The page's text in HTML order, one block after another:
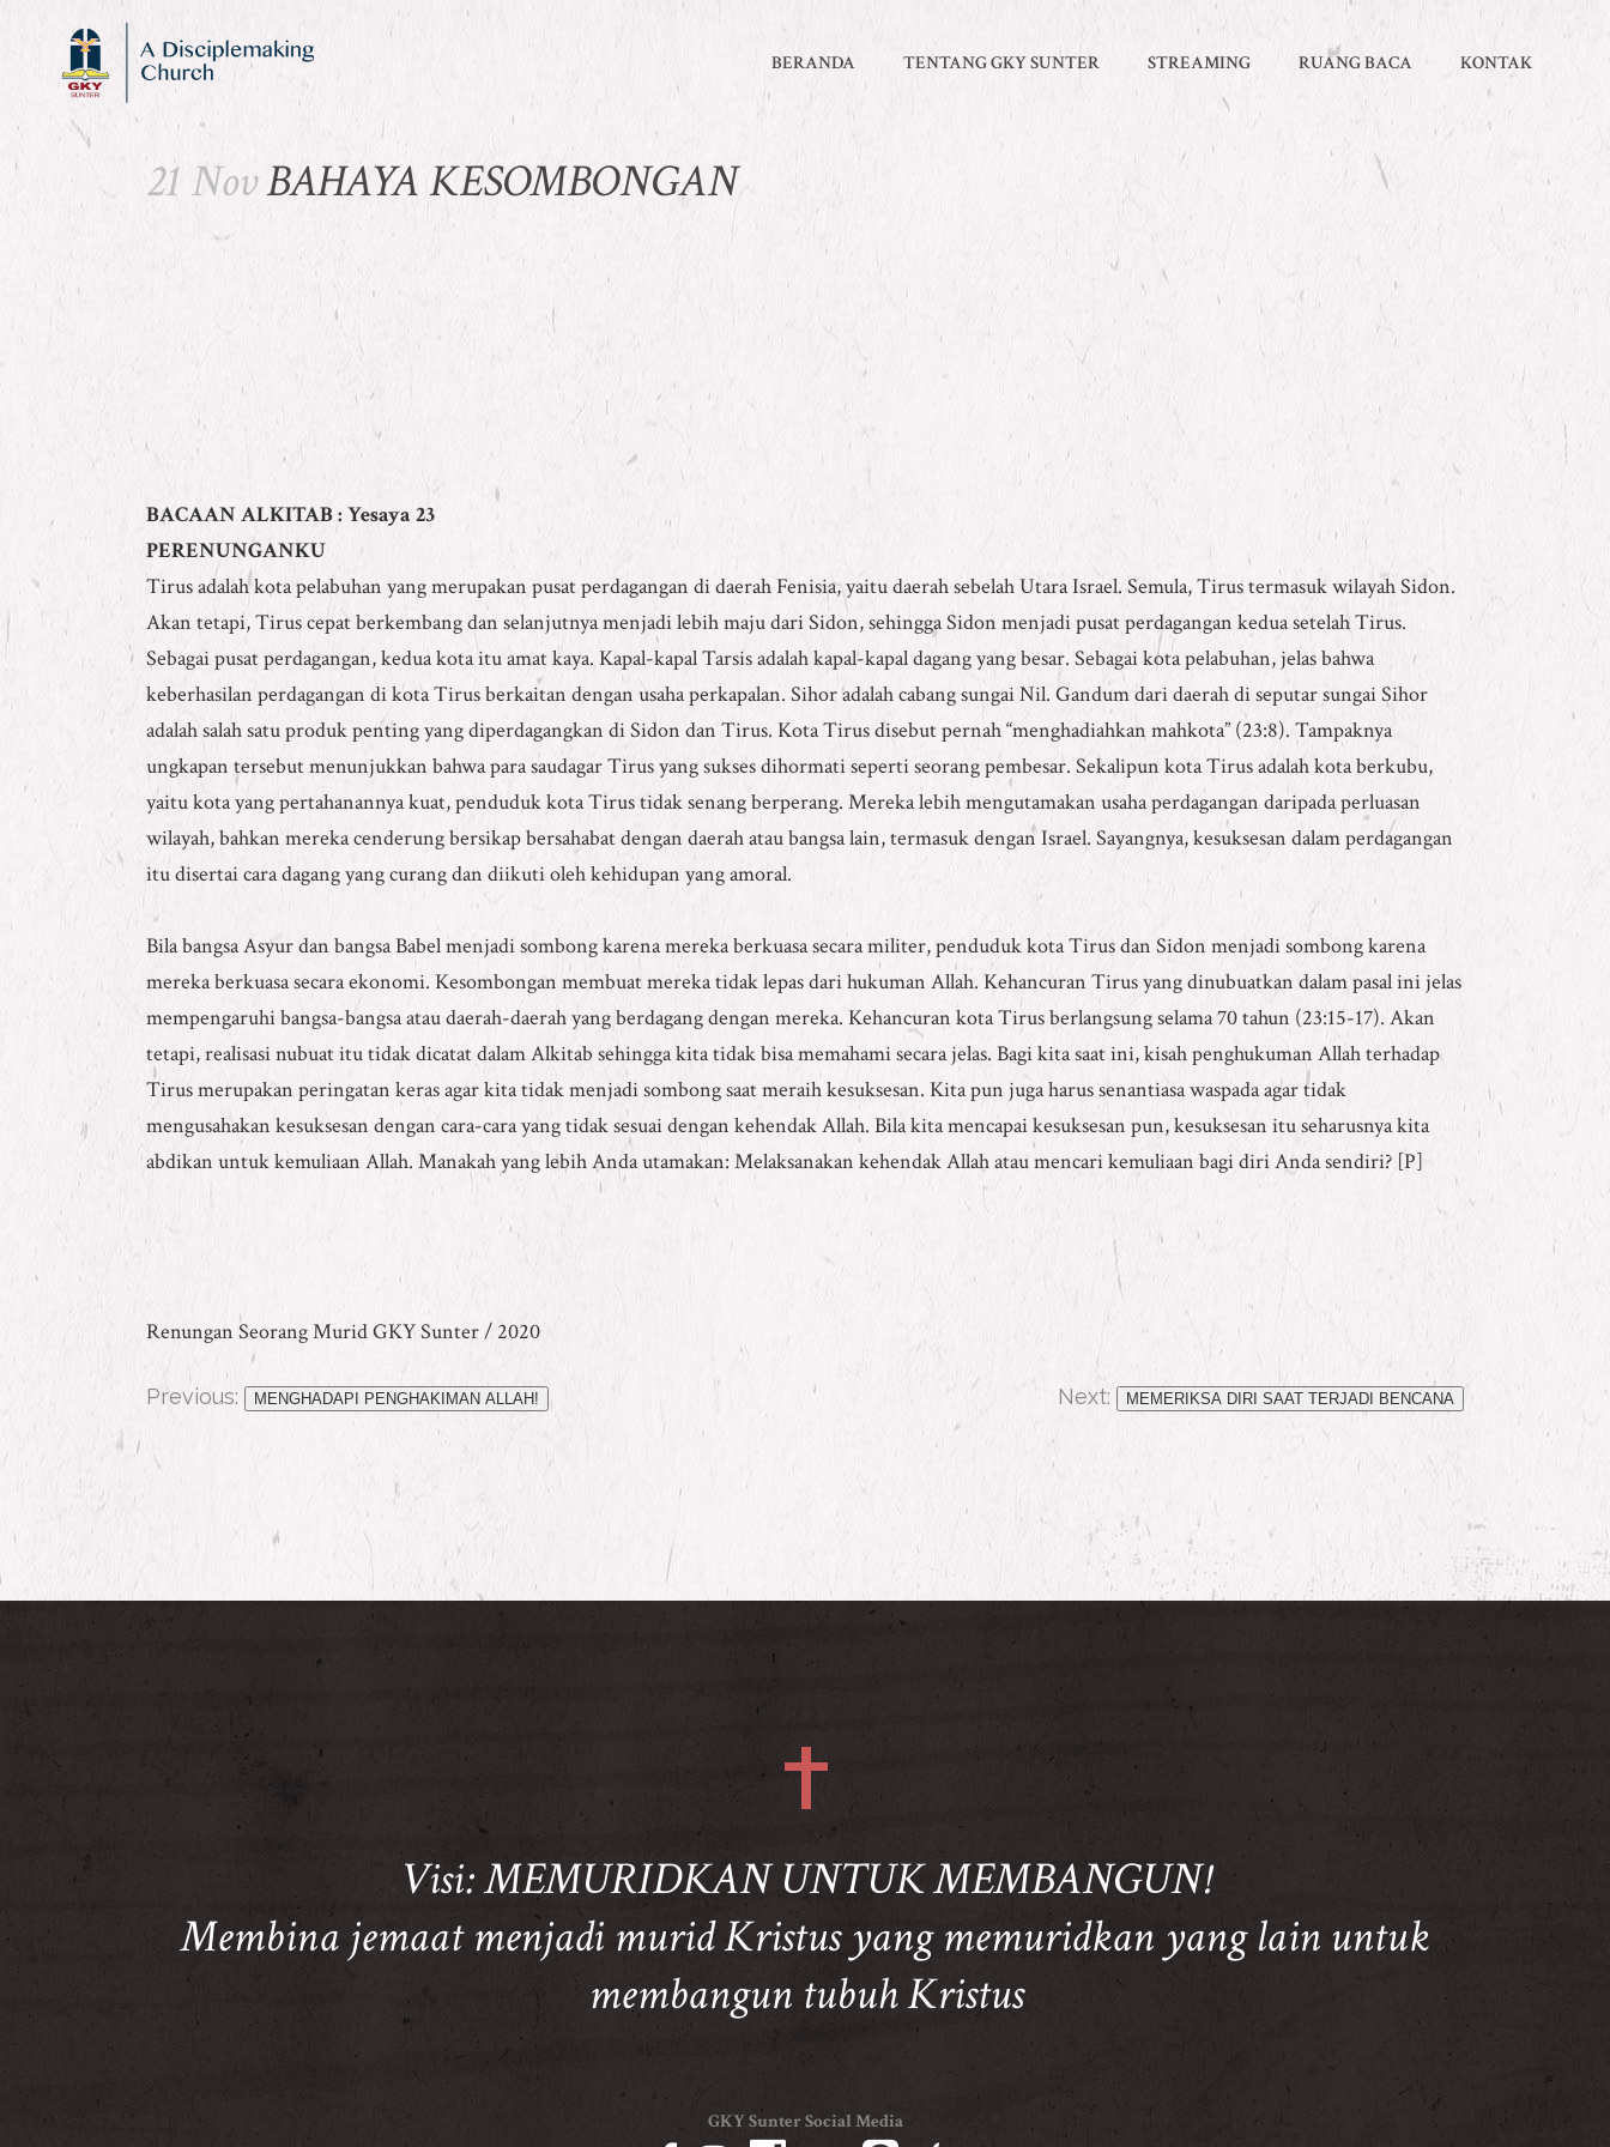
BERANDA TENTANG GKY SUNTER STREAMING RUANG BACA KONTAK
21 NovBAHAYA KESOMBONGAN
BACAAN ALKITAB : Yesaya 23
PERENUNGANKU
Tirus adalah kota pelabuhan yang merupakan pusat perdagangan di daerah Fenisia, yaitu daerah sebelah Utara Israel. Semula, Tirus termasuk wilayah Sidon.
Akan tetapi, Tirus cepat berkembang dan selanjutnya menjadi lebih maju dari Sidon, sehingga Sidon menjadi pusat perdagangan kedua setelah Tirus.
Sebagai pusat perdagangan, kedua kota itu amat kaya. Kapal-kapal Tarsis adalah kapal-kapal dagang yang besar. Sebagai kota pelabuhan, jelas bahwa
keberhasilan perdagangan di kota Tirus berkaitan dengan usaha perkapalan. Sihor adalah cabang sungai Nil. Gandum dari daerah di seputar sungai Sihor
adalah salah satu produk penting yang diperdagangkan di Sidon dan Tirus. Kota Tirus disebut pernah “menghadiahkan mahkota” (23:8). Tampaknya
ungkapan tersebut menunjukkan bahwa para saudagar Tirus yang sukses dihormati seperti seorang pembesar. Sekalipun kota Tirus adalah kota berkubu,
yaitu kota yang pertahanannya kuat, penduduk kota Tirus tidak senang berperang. Mereka lebih mengutamakan usaha perdagangan daripada perluasan
wilayah, bahkan mereka cenderung bersikap bersahabat dengan daerah atau bangsa lain, termasuk dengan Israel. Sayangnya, kesuksesan dalam perdagangan
itu disertai cara dagang yang curang dan diikuti oleh kehidupan yang amoral.
Bila bangsa Asyur dan bangsa Babel menjadi sombong karena mereka berkuasa secara militer, penduduk kota Tirus dan Sidon menjadi sombong karena
mereka berkuasa secara ekonomi. Kesombongan membuat mereka tidak lepas dari hukuman Allah. Kehancuran Tirus yang dinubuatkan dalam pasal ini jelas
mempengaruhi bangsa-bangsa atau daerah-daerah yang berdagang dengan mereka. Kehancuran kota Tirus berlangsung selama 70 tahun (23:15-17). Akan
tetapi, realisasi nubuat itu tidak dicatat dalam Alkitab sehingga kita tidak bisa memahami secara jelas. Bagi kita saat ini, kisah penghukuman Allah terhadap
Tirus merupakan peringatan keras agar kita tidak menjadi sombong saat meraih kesuksesan. Kita pun juga harus senantiasa waspada agar tidak
mengusahakan kesuksesan dengan cara-cara yang tidak sesuai dengan kehendak Allah. Bila kita mencapai kesuksesan pun, kesuksesan itu seharusnya kita
abdikan untuk kemuliaan Allah. Manakah yang lebih Anda utamakan: Melaksanakan kehendak Allah atau mencari kemuliaan bagi diri Anda sendiri? [P]
Renungan Seorang Murid GKY Sunter / 2020
Previous: MENGHADAPI PENGHAKIMAN ALLAH! Next: MEMERIKSA DIRI SAAT TERJADI BENCANA
Visi: MEMURIDKAN UNTUK MEMBANGUN!
Membina jemaat menjadi murid Kristus yang memuridkan yang lain untuk
membangun tubuh Kristus
GKY Sunter Social Media